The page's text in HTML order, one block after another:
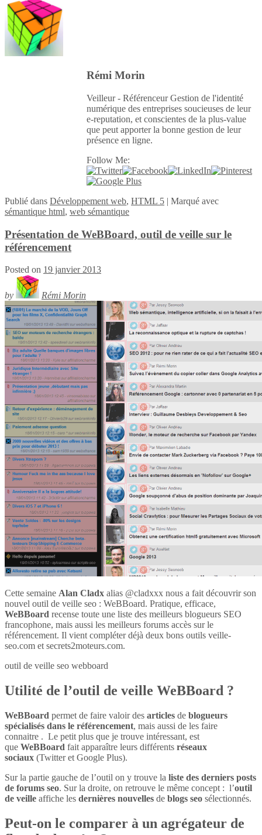
Rémi Morin
Veilleur - Référenceur Gestion de l'identité
numérique des entreprises soucieuses de leur
e-reputation, et conscientes de la plus-value
que peut apporter la bonne gestion de leur
présence en ligne.
Follow Me:
Publié dans Développement web, HTML 5 | Marqué avec
sémantique html, web sémantique
Présentation de WeBBoard, outil de veille sur le
référencement
Posted on 19 janvier 2013
by Rémi Morin
Cette semaine Alan Cladx alias @cladxxx nous a fait découvrir son
nouvel outil de veille seo : WeBBoard. Pratique, efficace,
WeBBoard recense toute une liste des meilleurs blogueurs SEO
francophone, mais aussi les meilleurs forums accès sur le
référencement. Il vient compléter déjà deux bons outils veille-
seo.com et secrets2moteurs.com.
outil de veille seo webboard
Utilité de l’outil de veille WeBBoard ?
WeBBoard permet de faire valoir des articles de blogueurs
spécialisés dans le référencement, mais aussi de les faire
connaitre . Le petit plus que je trouve intéressant, est
que WeBBoard fait apparaître leurs différents réseaux
sociaux (Twitter et Google Plus).
Sur la partie gauche de l’outil on y trouve la liste des derniers posts
de forums seo. Sur la droite, on retrouve le même concept : l’outil
de veille affiche les dernières nouvelles de blogs seo sélectionnés.
Peut-on le comparer à un agrégateur de